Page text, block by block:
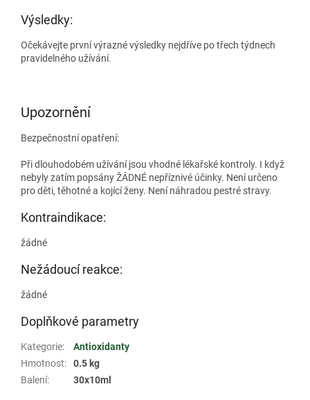
Výsledky:
Očekávejte první výrazné výsledky nejdříve po třech týdnech
pravidelného užívání.
Upozornění
Bezpečnostní opatření:
Při dlouhodobém užívání jsou vhodné lékařské kontroly. I když
nebyly zatím popsány ŽÁDNÉ nepříznivé účinky. Není určeno
pro děti, těhotné a kojící ženy. Není náhradou pestré stravy.
Kontraindikace:
žádné
Nežádoucí reakce:
žádné
Doplňkové parametry
Kategorie:
Antioxidanty
Hmotnost:
0.5 kg
Balení: 30x10ml